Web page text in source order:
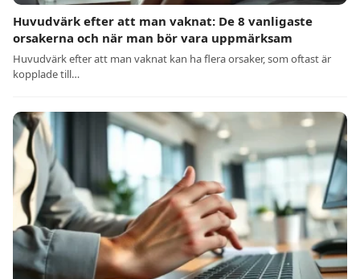
Huvudvärk efter att man vaknat: De 8 vanligaste
orsakerna och när man bör vara uppmärksam
Huvudvärk efter att man vaknat kan ha flera orsaker, som oftast är
kopplade till…